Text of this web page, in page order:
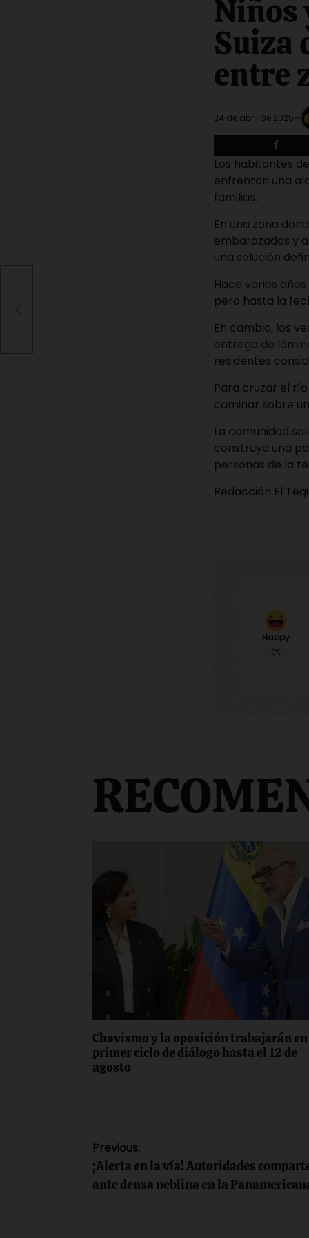
read
time
Niños
Suiza
entre
24 de abril de 2025
Los habitantes
enfrentan una
familias.
En una zona
embarazadas y
una solución
Hace varios
pero hasta la
En cambio, los
entrega de
residentes
Para cruzar el
caminar sobre
La comunidad
construya una
personas de la
Redacción El
Happy
0%
Chavismo y la oposición trabajarán en
primer ciclo de diálogo hasta el 12 de
agosto
Navegación
de
Previous:
¡Alerta en la vía! Autoridades
ante densa neblina en la